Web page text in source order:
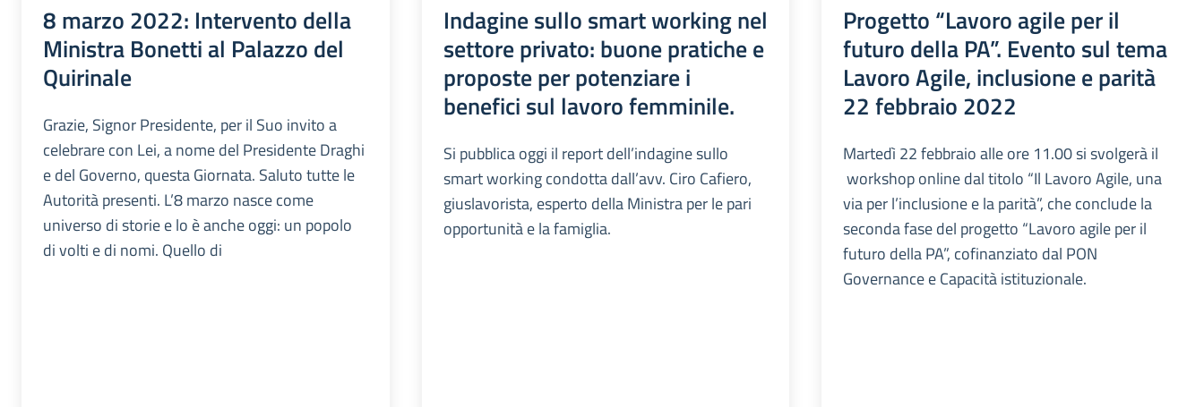
8 marzo 2022: Intervento della
Ministra Bonetti al Palazzo del
Quirinale
Grazie, Signor Presidente, per il Suo invito a
celebrare con Lei, a nome del Presidente Draghi
e del Governo, questa Giornata. Saluto tutte le
Autorità presenti. L’8 marzo nasce come
universo di storie e lo è anche oggi: un popolo
di volti e di nomi. Quello di
Indagine sullo smart working nel
settore privato: buone pratiche e
proposte per potenziare i
benefici sul lavoro femminile.
Si pubblica oggi il report dell’indagine sullo
smart working condotta dall’avv. Ciro Cafiero,
giuslavorista, esperto della Ministra per le pari
opportunità e la famiglia.
Progetto “Lavoro agile per il
futuro della PA”. Evento sul tema
Lavoro Agile, inclusione e parità
22 febbraio 2022
Martedì 22 febbraio alle ore 11.00 si svolgerà il
workshop online dal titolo “Il Lavoro Agile, una
via per l’inclusione e la parità”, che conclude la
seconda fase del progetto “Lavoro agile per il
futuro della PA”, cofinanziato dal PON
Governance e Capacità istituzionale.